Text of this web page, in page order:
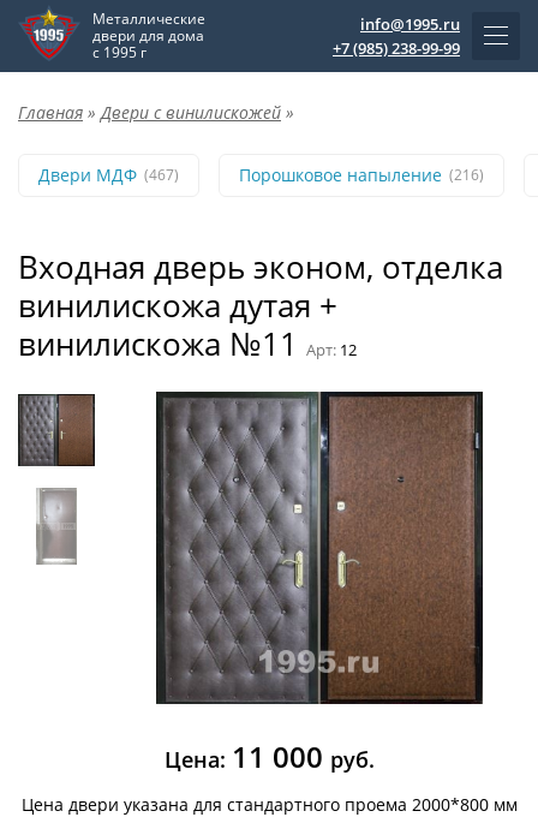
Металлические
двери для дома
с 1995 г
info@1995.ru
+7 (985) 238-99-99
Главная » Двери с винилискожей »
Двери МДФ (467) Порошковое напыление (216)
Входная дверь эконом, отделка
винилискожа дутая +
винилискожа №11
Арт: 12
Цена: 11 000 руб.
Цена двери указана для стандартного проема 2000*800 мм